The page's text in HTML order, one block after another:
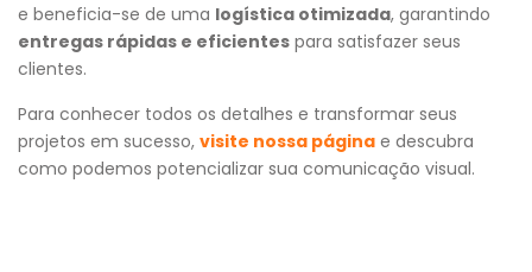
e beneficia-se de uma logística otimizada, garantindo
entregas rápidas e eficientes para satisfazer seus
clientes.
Para conhecer todos os detalhes e transformar seus
projetos em sucesso, visite nossa página e descubra
como podemos potencializar sua comunicação visual.